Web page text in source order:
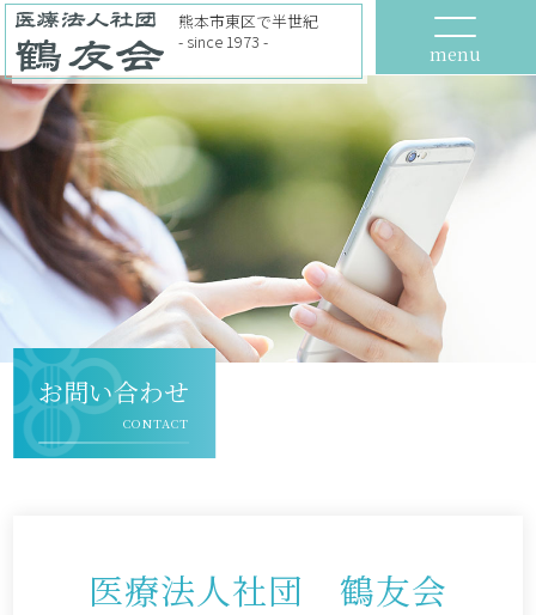
menu
熊本市東区で半世紀
- since 1973 -
お問い合わせ
CONTACT
医療法人社団 鶴友会